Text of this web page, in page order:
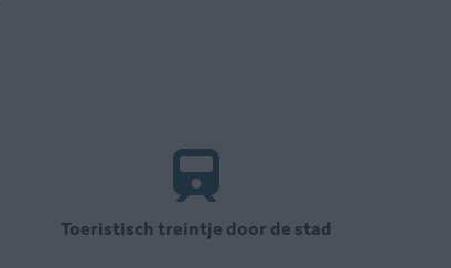
Toeristisch treintje door de stad